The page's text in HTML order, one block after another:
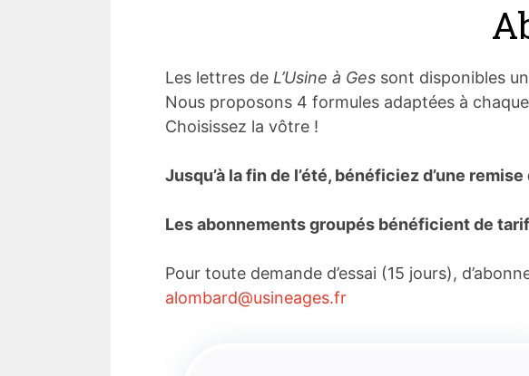
Les lettres de L’Usine à Ges sont disponibles
Nous proposons 4 formules adaptées à
Choisissez la vôtre !
Jusqu’à la fin de l’été, bénéficiez d’une
Les abonnements groupés bénéficient de
Pour toute demande d’essai (15 jours),
alombard@usineages.fr